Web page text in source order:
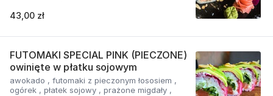
43,00 zł
FUTOMAKI SPECIAL PINK (PIECZONE)
owinięte w płatku sojowym
awokado , futomaki z pieczonym łososiem ,
ogórek , płatek sojowy , prażone migdały ,